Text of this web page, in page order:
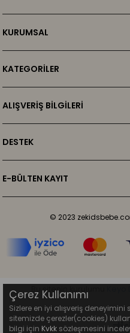
KURUMSAL
KATEGORİLER
ALIŞVERİŞ BİLGİLERİ
DESTEK
E-BÜLTEN KAYIT
© 2023
Bu sitenin kurulumu
Çerez Kullanımı
Sizlere en iyi alışveriş
sitemizde çerezler(cookies)
bilgi için Kvkk sözleşmesini